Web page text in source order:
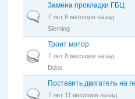
Обычная тема
Замена прокладки ГБЦ
7 лет 8 месяцев назад
Sleming
Горячая тема
Троит мотор
7 лет 8 месяцев назад
Ddos
Обычная тема
Поставить двигатель на
7 лет 11 месяцев назад